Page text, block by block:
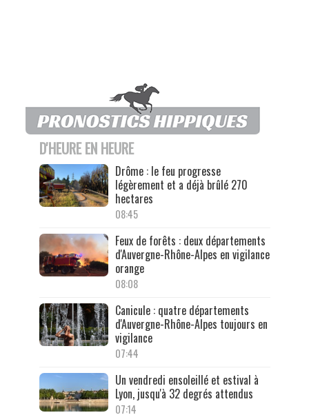
D'HEURE EN HEURE
Drôme : le feu progresse
légèrement et a déjà brûlé 270
hectares
08:45
Feux de forêts : deux départements
d'Auvergne-Rhône-Alpes en vigilance
orange
08:08
Canicule : quatre départements
d'Auvergne-Rhône-Alpes toujours en
vigilance
07:44
Un vendredi ensoleillé et estival à
Lyon, jusqu'à 32 degrés attendus
07:14